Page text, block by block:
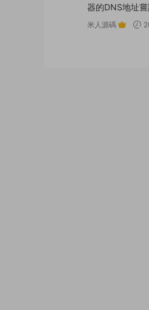
器的DNS地址嘗
米人源碼